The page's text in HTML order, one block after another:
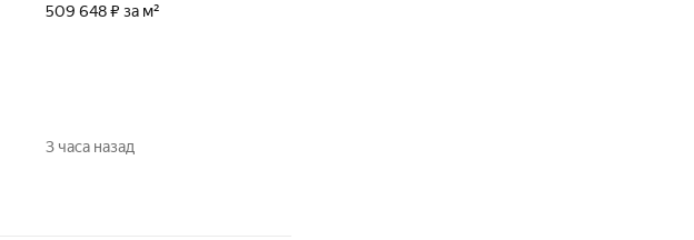
509 648 ₽ за м²
3 часа назад